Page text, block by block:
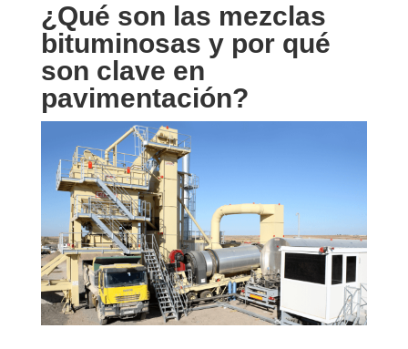
¿Qué son las mezclas
bituminosas y por qué
son clave en
pavimentación?